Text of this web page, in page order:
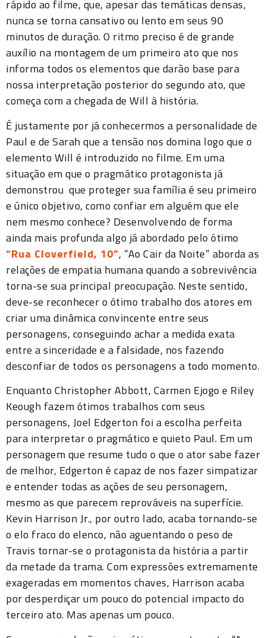
rápido ao filme, que, apesar das temáticas densas,
nunca se torna cansativo ou lento em seus 90
minutos de duração. O ritmo preciso é de grande
auxílio na montagem de um primeiro ato que nos
informa todos os elementos que darão base para
nossa interpretação posterior do segundo ato, que
começa com a chegada de Will à história.
É justamente por já conhecermos a personalidade de
Paul e de Sarah que a tensão nos domina logo que o
elemento Will é introduzido no filme. Em uma
situação em que o pragmático protagonista já
demonstrou que proteger sua família é seu primeiro
e único objetivo, como confiar em alguém que ele
nem mesmo conhece? Desenvolvendo de forma
ainda mais profunda algo já abordado pelo ótimo
“Rua Cloverfield, 10”, “Ao Cair da Noite” aborda as
relações de empatia humana quando a sobrevivência
torna-se sua principal preocupação. Neste sentido,
deve-se reconhecer o ótimo trabalho dos atores em
criar uma dinâmica convincente entre seus
personagens, conseguindo achar a medida exata
entre a sinceridade e a falsidade, nos fazendo
desconfiar de todos os personagens a todo momento.
Enquanto Christopher Abbott, Carmen Ejogo e Riley
Keough fazem ótimos trabalhos com seus
personagens, Joel Edgerton foi a escolha perfeita
para interpretar o pragmático e quieto Paul. Em um
personagem que resume tudo o que o ator sabe fazer
de melhor, Edgerton é capaz de nos fazer simpatizar
e entender todas as ações de seu personagem,
mesmo as que parecem reprováveis na superfície.
Kevin Harrison Jr., por outro lado, acaba tornando-se
o elo fraco do elenco, não aguentando o peso de
Travis tornar-se o protagonista da história a partir
da metade da trama. Com expressões extremamente
exageradas em momentos chaves, Harrison acaba
por desperdiçar um pouco do potencial impacto do
terceiro ato. Mas apenas um pouco.